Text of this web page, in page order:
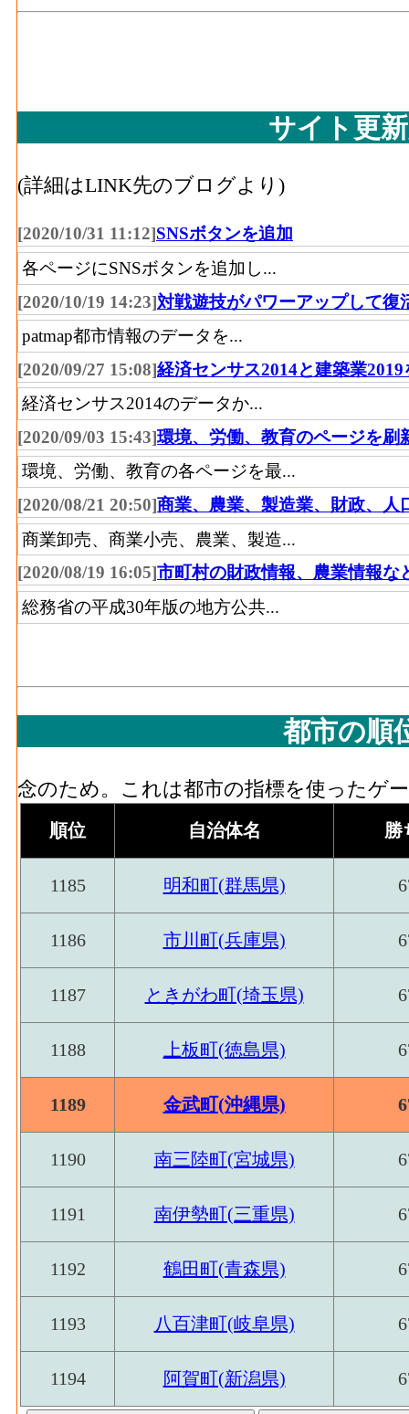
活動によって新規に付加された価値
に言う工場、製作所、製造所あるいは加
人事業主及び無給家族従業者、常用労働者
く） の'事業に従事する者の人件費及び派
社への支払額
木材等･原材料、燃料、電力使用等額[百万
造業（家具を除く） の燃料費と電力も含
木材等･製造品出荷額等[百万円](2016)：木
除く） の製造工程から生じた年間製造品
木材等･粗付加価値額[百万円](2016)
く） の年間の製造品生産活動によって新
木材等･有形固定資産年末現在高[百万円
（家具を除く） の従業者10人以上事業所
現在高
家具装備品･事業所数(2016)：家具・装備
場、製作所、製造所あるいは加工所の数
家具装備品･従業者数[人](2016)
業に従事する者の人件費及び派遣受入者
払額
家具装備品･原材料、燃料、電力使用等額[
品製造業 の燃料費と電力も含む年間原材
家具装備品･製造品出荷額等[百万円](2016)
造工程から生じた年間製造品出荷額
家具装備品･粗付加価値額[百万円](2016)：
の製造品生産活動によって新規に付加さ
家具装備品･有形固定資産年末現在高[百万
造業 の従業者10人以上事業所における有
う工場、製作所、製造所あるいは加工所の
事業主及び無給家族従業者、常用労働者の
パルプ紙･現金給与総額[百万円](2016)
の'事業に従事する者の人件費及び派遣受
パルプ紙･原材料、燃料、電力使用等額[百
紙加工品製造業 の燃料費と電力も含む年
パルプ紙･製造品出荷額等[百万円](2016)
業 の製造工程から生じた年間製造品出荷額
の年間の製造品生産活動によって新規に
工品製造業 の従業者10人以上事業所にお
高
サイト更
(詳細はLINK先のブログより)
[2020/10/31 11:12]SNSボタンを追加
各ページにSNSボタンを追加し...
[2020/10/19 14:23]対戦遊技がパワーアップして復
patmap都市情報のデータを...
[2020/09/27 15:08]経済センサス2014と建築業2019
経済センサス2014のデータか...
[2020/09/03 15:43]環境、労働、教育のページを刷
環境、労働、教育の各ページを最...
[2020/08/21 20:50]商業、農業、製造業、財政、人
商業卸売、商業小売、農業、製造...
[2020/08/19 16:05]市町村の財政情報、農業情報な
総務省の平成30年版の地方公共...
都市の順
念のため。これは都市の指標を使ったゲ
順位 自治体名 勝
1185 明和町(群馬県)
1186 市川町(兵庫県)
1187 ときがわ町(埼玉県)
1188 上板町(徳島県)
1189 金武町(沖縄県)
1190 南三陸町(宮城県)
1191 南伊勢町(三重県)
1192 鶴田町(青森県)
1193 八百津町(岐阜県)
1194 阿賀町(新潟県)